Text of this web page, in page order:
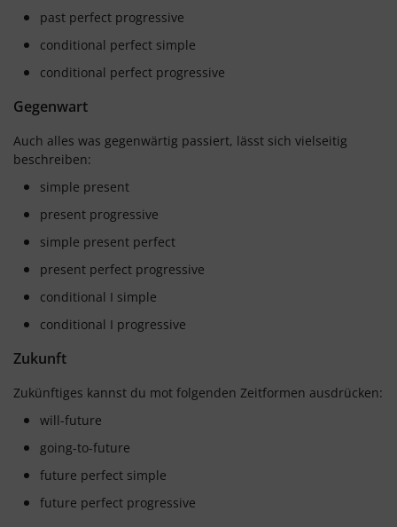
past perfect progressive
conditional perfect simple
conditional perfect progressive
Gegenwart
Auch alles was gegenwärtig passiert, lässt sich vielseitig
beschreiben:
simple present
present progressive
simple present perfect
present perfect progressive
conditional I simple
conditional I progressive
Zukunft
Zukünftiges kannst du mot folgenden Zeitformen ausdrücken:
will-future
going-to-future
future perfect simple
future perfect progressive